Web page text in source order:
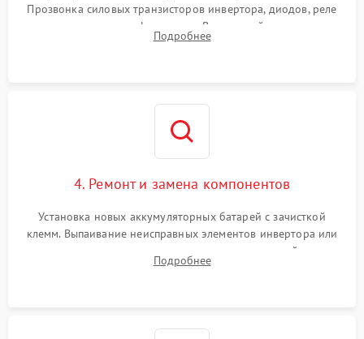
Прозвонка силовых транзисторов инвертора, диодов, реле
переключения и трансформатора. Визуальный поиск вздутых
конденсаторов и прогаров на печатной плате.
Подробнее
4. Ремонт и замена компонентов
Установка новых аккумуляторных батарей с зачисткой
клемм. Выпаивание неисправных элементов инвертора или
цепи зарядки и монтаж новых радиодеталей.
Восстановление поврежденных токоведущих дорожек и
Подробнее